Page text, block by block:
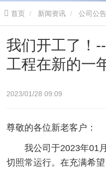
首页 新闻资讯 公司公告
工程在新的一年会更加努力！
我们开工了！
工程在新的一
2023/01/28 09:09
尊敬的各位新老客户：
我公司于2023年01月
切照常运行。在充满希